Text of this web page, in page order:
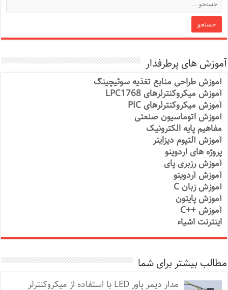
آموزش های پرطرفدار
آموزش طراحی منابع تغذیه سوئیچینگ
آموزش میکروکنترلرهای LPC1768
آموزش میکروکنترلرهای PIC
آموزش اتوماسیون صنعتی
مفاهیم پایه الکترونیک
آموزش آلتیوم دیزاینر
پروژه های آردوینو
آموزش رزبری پای
آموزش آردوینو
آموزش زبان C
آموزش پایتون
آموزش ++C
اینترنت اشیاء
مطالب بیشتر برای شما
مدار دیمر پاور LED با استفاده از میکروکنترلر